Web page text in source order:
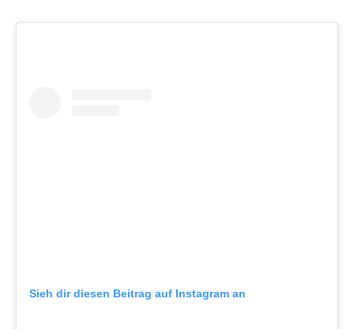
Sieh dir diesen Beitrag auf Instagram an